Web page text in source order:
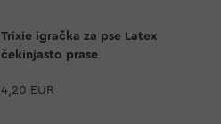
Trixie igračka za pse Latex
čekinjasto prase
4,20 EUR